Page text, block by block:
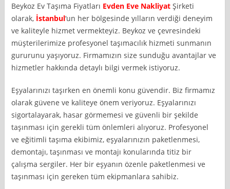
Beykoz Ev Taşıma Fiyatları Evden Eve Nakliyat Şirketi
olarak, İstanbul‘un her bölgesinde yılların verdiği deneyim
ve kaliteyle hizmet vermekteyiz. Beykoz ve çevresindeki
müşterilerimize profesyonel taşımacılık hizmeti sunmanın
gururunu yaşıyoruz. Firmamızın size sunduğu avantajlar ve
hizmetler hakkında detaylı bilgi vermek istiyoruz.
Eşyalarınızı taşırken en önemli konu güvendir. Biz firmamız
olarak güvene ve kaliteye önem veriyoruz. Eşyalarınızı
sigortalayarak, hasar görmemesi ve güvenli bir şekilde
taşınması için gerekli tüm önlemleri alıyoruz. Profesyonel
ve eğitimli taşıma ekibimiz, eşyalarınızın paketlenmesi,
demontajı, taşınması ve montajı konularında titiz bir
çalışma sergiler. Her bir eşyanın özenle paketlenmesi ve
taşınması için gereken tüm ekipmanlara sahibiz.